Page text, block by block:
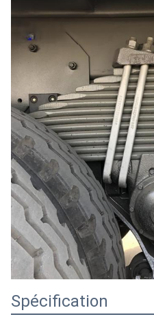
Spécification